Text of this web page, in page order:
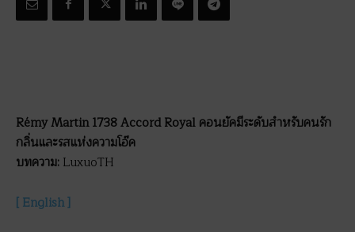
Rémy Martin 1738 Accord Royal คอนยัคมีระดับสำหรับคนรัก
กลิ่นและรสแห่งความโอ๊ค
บทความ: LuxuoTH
[ English ]